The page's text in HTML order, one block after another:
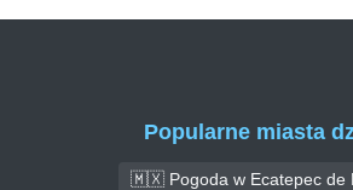
Popularne miasta
🇲🇽 Pogoda w Ecatepec de